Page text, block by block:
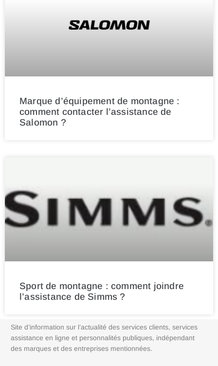
Marque d’équipement de montagne :
comment contacter l’assistance de
Salomon ?
Sport de montagne : comment joindre
l’assistance de Simms ?
Site d’information sur l’actualité des services clients, services
assistance en ligne et personnalités publiques, indépendant
des marques et des entreprises mentionnées.